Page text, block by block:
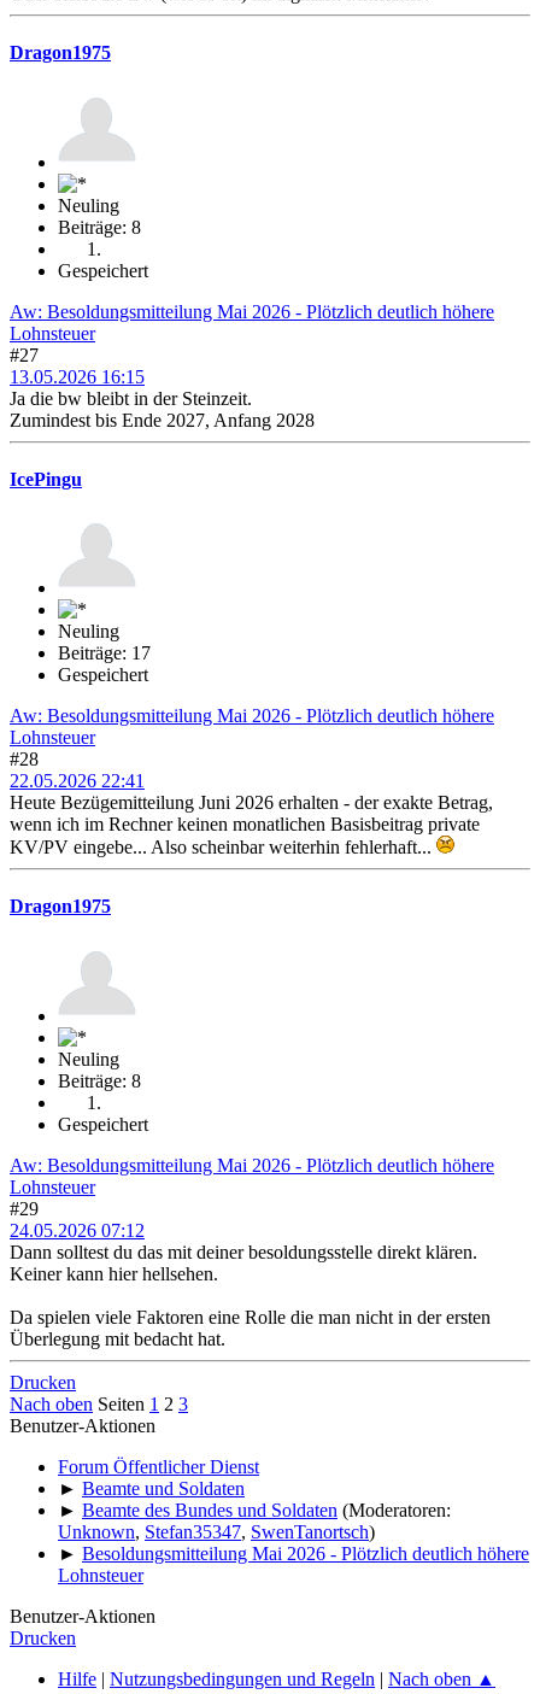
Dragon1975
Neuling
Beiträge: 8
Gespeichert
Aw: Besoldungsmitteilung Mai 2026 - Plötzlich deutlich höhere
Lohnsteuer
#27
13.05.2026 16:15
Ja die bw bleibt in der Steinzeit.
Zumindest bis Ende 2027, Anfang 2028
IcePingu
Neuling
Beiträge: 17
Gespeichert
Aw: Besoldungsmitteilung Mai 2026 - Plötzlich deutlich höhere
Lohnsteuer
#28
22.05.2026 22:41
Heute Bezügemitteilung Juni 2026 erhalten - der exakte Betrag,
wenn ich im Rechner keinen monatlichen Basisbeitrag private
KV/PV eingebe... Also scheinbar weiterhin fehlerhaft...
Dragon1975
Neuling
Beiträge: 8
Gespeichert
Aw: Besoldungsmitteilung Mai 2026 - Plötzlich deutlich höhere
Lohnsteuer
#29
24.05.2026 07:12
Dann solltest du das mit deiner besoldungsstelle direkt klären.
Keiner kann hier hellsehen.
Da spielen viele Faktoren eine Rolle die man nicht in der ersten
Überlegung mit bedacht hat.
Drucken
Nach oben Seiten 1 2 3
Benutzer-Aktionen
Forum Öffentlicher Dienst
► Beamte und Soldaten
► Beamte des Bundes und Soldaten (Moderatoren:
Unknown, Stefan35347, SwenTanortsch)
► Besoldungsmitteilung Mai 2026 - Plötzlich deutlich höhere
Lohnsteuer
Benutzer-Aktionen
Drucken
Hilfe | Nutzungsbedingungen und Regeln | Nach oben ▲